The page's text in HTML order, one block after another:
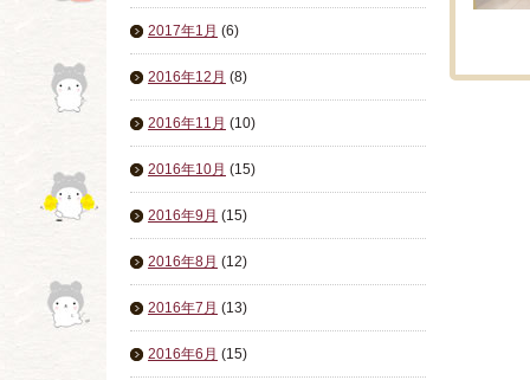
2017年1月 (6)
2016年12月 (8)
2016年11月 (10)
2016年10月 (15)
2016年9月 (15)
2016年8月 (12)
2016年7月 (13)
2016年6月 (15)